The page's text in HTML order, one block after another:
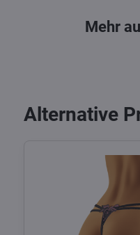
Mehr
Alternative